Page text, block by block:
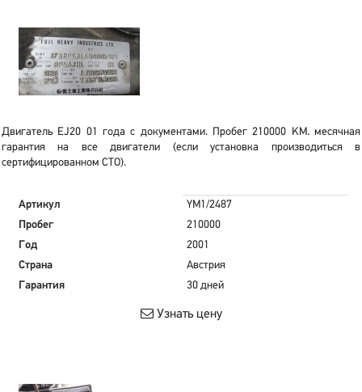
Двигатель EJ20 01 года с документами. Пробег 210000 KM. месячная
гарантия на все двигатели (если установка производиться в
сертифицированном СТО).
Артикул
YM1/2487
Пробег
210000
Год
2001
Страна
Австрия
Гарантия
30 дней
Узнать цену